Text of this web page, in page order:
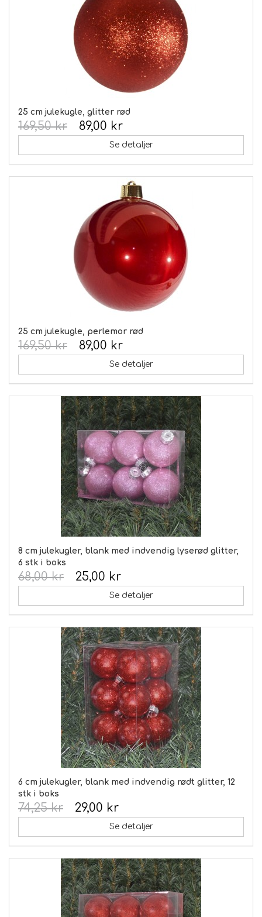
25 cm julekugle, glitter rød
89,00 kr
169,50 kr
Se detaljer
25 cm julekugle, perlemor rød
89,00 kr
169,50 kr
Se detaljer
8 cm julekugler, blank med indvendig lyserød glitter,
6 stk i boks
25,00 kr
68,00 kr
Se detaljer
6 cm julekugler, blank med indvendig rødt glitter, 12
stk i boks
29,00 kr
74,25 kr
Se detaljer